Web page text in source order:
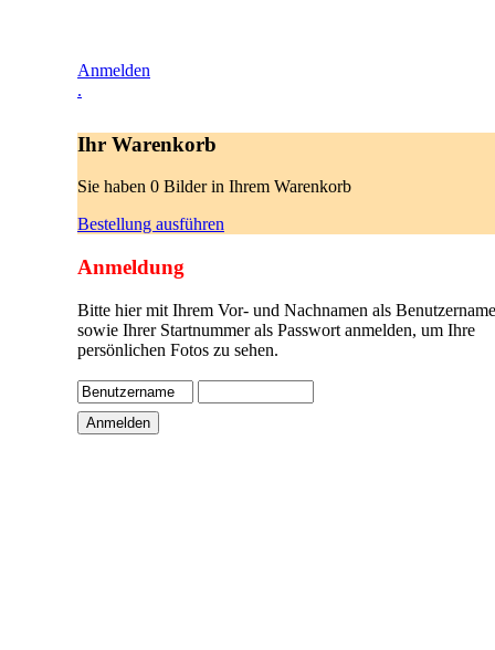
Anmelden
.
Ihr Warenkorb
Sie haben 0 Bilder in Ihrem Warenkorb
Bestellung ausführen
Anmeldung
Bitte hier mit Ihrem Vor- und Nachnamen als
sowie Ihrer Startnummer als Passwort anmelden, um Ihre
persönlichen Fotos zu sehen.